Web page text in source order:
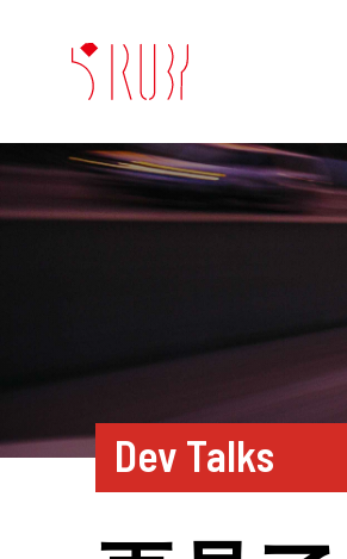
Dev Talks